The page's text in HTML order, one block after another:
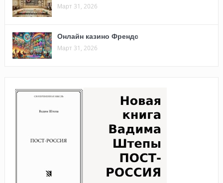
Март 31, 2026
Онлайн казино Френдс
Март 31, 2026